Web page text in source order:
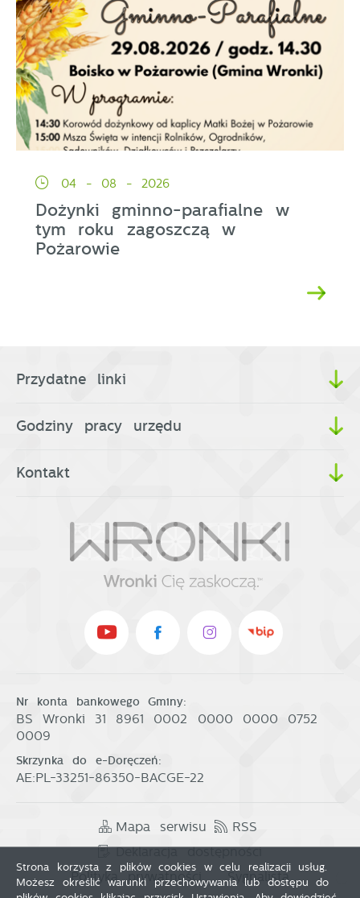
04 - 08 - 2026
Dożynki gminno-parafialne w
tym roku zagoszczą w
Pożarowie
Przydatne linki
Godziny pracy urzędu
Kontakt
Nr konta bankowego Gminy:
BS Wronki 31 8961 0002 0000 0000 0752
0009
Skrzynka do e-Doręczeń:
AE:PL-33251-86350-BACGE-22
Mapa serwisu
RSS
Deklaracja dostępności
Polityka prywatności
Sygnalista
Strona korzysta z plików cookies w celu realizacji usług.
Możesz określić warunki przechowywania lub dostępu do